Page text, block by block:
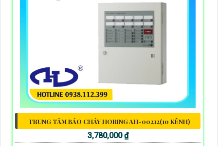
TRUNG TÂM BÁO CHÁY HORING AH-00212(10 KÊNH)
3,780,000 ₫